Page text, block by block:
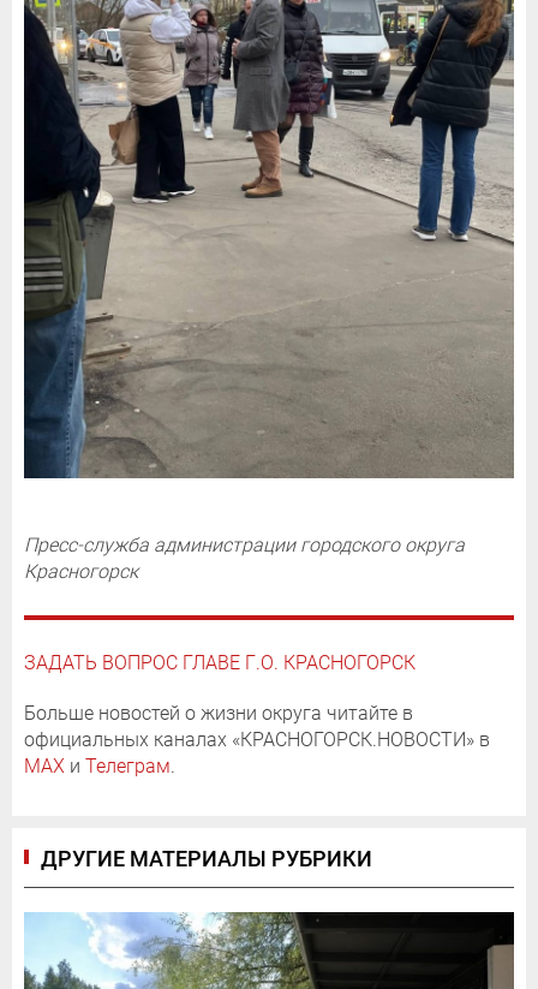
Пресс-служба администрации городского округа
Красногорск
ЗАДАТЬ ВОПРОС ГЛАВЕ Г.О. КРАСНОГОРСК
Больше новостей о жизни округа читайте в
официальных каналах «КРАСНОГОРСК.НОВОСТИ» в
MAX и Телеграм.
ДРУГИЕ МАТЕРИАЛЫ РУБРИКИ